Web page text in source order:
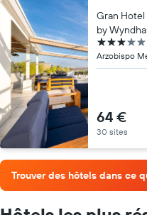
Gran Hotel
by
3 étoiles
Arzobispo
64 €
30 sites
Trouver des hôtels dans ce